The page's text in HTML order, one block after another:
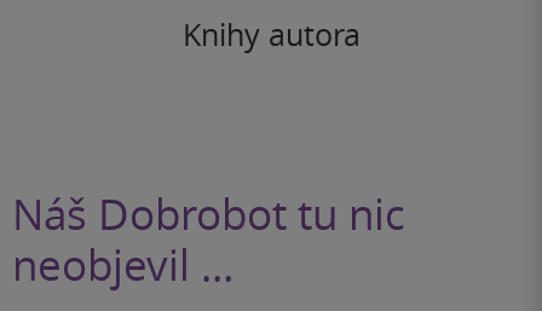
Knihy autora
Náš Dobrobot tu nic
neobjevil …